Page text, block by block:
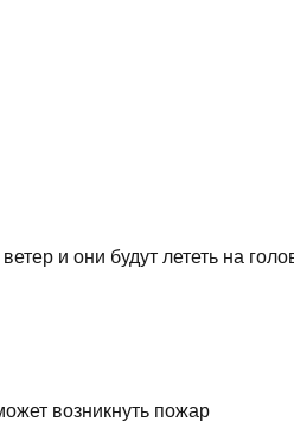
и они будут лететь на
возникнуть пожар